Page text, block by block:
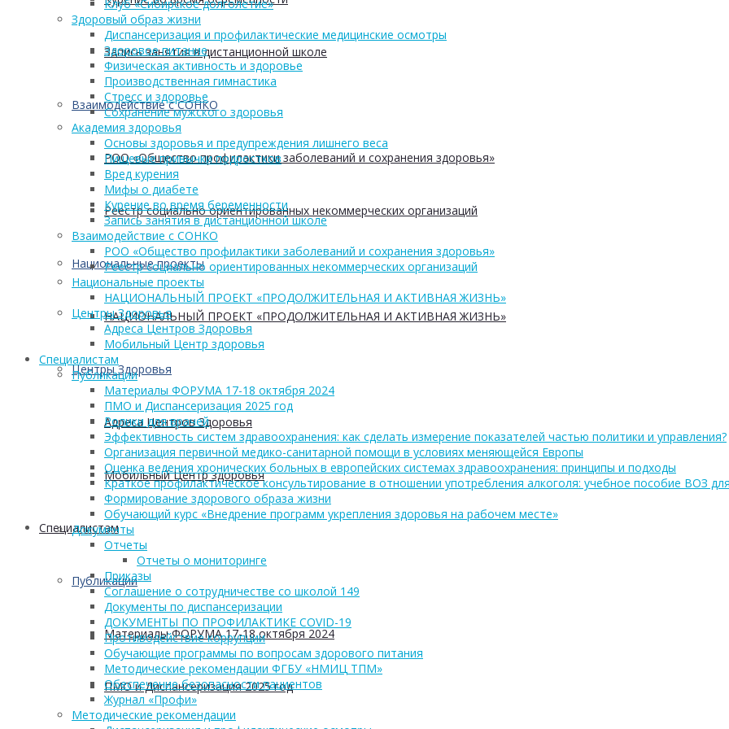
Запись занятия в дистанционной школе
Взаимодействие с СОНКО
РОО «Общество профилактики заболеваний и сохранения здоровья»
Реестр социально ориентированных некоммерческих организаций
Национальные проекты
НАЦИОНАЛЬНЫЙ ПРОЕКТ «ПРОДОЛЖИТЕЛЬНАЯ И АКТИВНАЯ ЖИЗНЬ»
Центры Здоровья
Адреса Центров Здоровья
Мобильный Центр здоровья
Cпециалистам
Публикации
Материалы ФОРУМА 17-18 октября 2024
ПМО и Диспансеризация 2025 год
Клуб «Сибирское долголетие»
Здоровый образ жизни
Диспансеризация и профилактические медицинские осмотры
Здоровое питание
Физическая активность и здоровье
Производственная гимнастика
Стресс и здоровье
Сохранение мужского здоровья
Академия здоровья
Основы здоровья и предупреждения лишнего веса
Пищевые привычки подростков
Вред курения
Мифы о диабете
Курение во время беременности
Запись занятия в дистанционной школе
Взаимодействие с СОНКО
РОО «Общество профилактики заболеваний и сохранения здоровья»
Реестр социально ориентированных некоммерческих организаций
Национальные проекты
НАЦИОНАЛЬНЫЙ ПРОЕКТ «ПРОДОЛЖИТЕЛЬНАЯ И АКТИВНАЯ ЖИЗНЬ»
Центры Здоровья
Адреса Центров Здоровья
Мобильный Центр здоровья
Cпециалистам
Публикации
Материалы ФОРУМА 17-18 октября 2024
ПМО и Диспансеризация 2025 год
Ролики для врачей
Эффективность систем здравоохранения: как сделать измерение показателей частью политики и управления?
Организация первичной медико-санитарной помощи в условиях меняющейся Европы
Оценка ведения хронических больных в европейских системах здравоохранения: принципы и подходы
Краткое профилактическое консультирование в отношении употребления алкоголя: учебное пособие ВОЗ
Формирование здорового образа жизни
Обучающий курс «Внедрение программ укрепления здоровья на рабочем месте»
Документы
Отчеты
Отчеты о мониторинге
Приказы
Соглашение о сотрудничестве со школой 149
Документы по диспансеризации
ДОКУМЕНТЫ ПО ПРОФИЛАКТИКЕ COVID-19
Противодействие коррупции
Обучающие программы по вопросам здорового питания
Методические рекомендации ФГБУ «НМИЦ ТПМ»
Обеспечение безопасности пациентов
Журнал «Профи»
Методические рекомендации